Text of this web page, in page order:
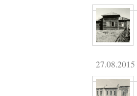
27.08.2015